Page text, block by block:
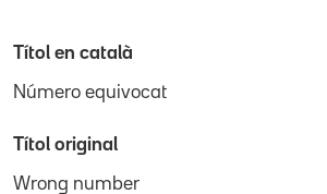
Títol en català
Número equivocat
Títol original
Wrong number